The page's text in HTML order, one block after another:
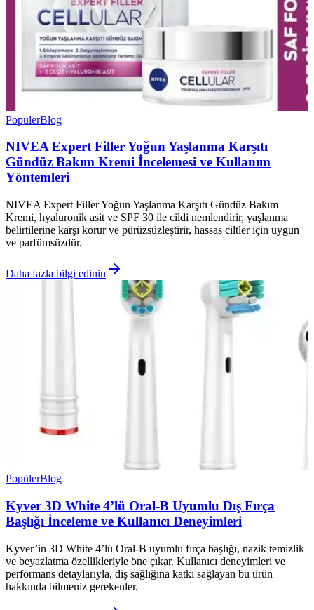
PopülerBlog
NIVEA Expert Filler Yoğun Yaşlanma Karşıtı
Gündüz Bakım Kremi İncelemesi ve Kullanım
Yöntemleri
NIVEA Expert Filler Yoğun Yaşlanma Karşıtı Gündüz Bakım
Kremi, hyaluronik asit ve SPF 30 ile cildi nemlendirir, yaşlanma
belirtilerine karşı korur ve pürüzsüzleştirir, hassas ciltler için uygun
ve parfümsüzdür.
Daha fazla bilgi edinin
PopülerBlog
Kyver 3D White 4’lü Oral-B Uyumlu Dış Fırça
Başlığı İnceleme ve Kullanıcı Deneyimleri
Kyver’in 3D White 4’lü Oral-B uyumlu fırça başlığı, nazik temizlik
ve beyazlatma özellikleriyle öne çıkar. Kullanıcı deneyimleri ve
performans detaylarıyla, diş sağlığına katkı sağlayan bu ürün
hakkında bilmeniz gerekenler.